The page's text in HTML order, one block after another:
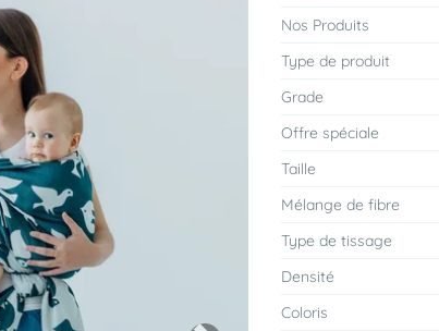
Nos Produits
Type de produit
Grade
Offre spéciale
Taille
Mélange de fibre
Type de tissage
Densité
Coloris